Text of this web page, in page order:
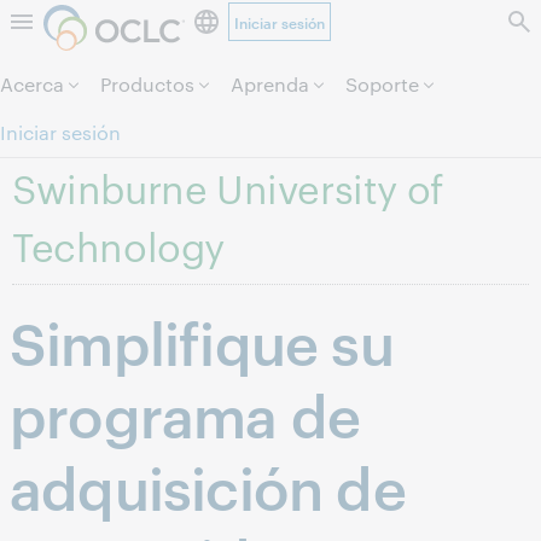
Saltar al contenido.
Iniciar sesión
Acerca Productos Aprenda
Soporte
Iniciar sesión
Swinburne University of
Technology
Simplifique su
programa de
adquisición de